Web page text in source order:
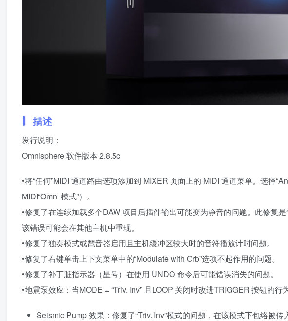
描述
发行说明：
Omnisphere 软件版本 2.8.5c
•将“任何”MIDI 通道路由选项添加到 MIXER 页面上的 MIDI 通道菜单。选择
MIDI“Omni 模式”）。
•修复了在连续加载多个DAW 项目后插件输出可能变为静音的问题。此修复
该错误可能会在其他主机中重现。
•修复了独奏模式或琶音器启用且主机缓冲区较大时的音符播放计时问题。
•修复了右键单击上下文菜单中的“Modulate with Orb”选项不起作用的问题。
•修复了补丁脏指示器（星号）在使用 UNDO 命令后可能错误消失的问题。
•地震泵效应：当MODE = “Triv. Inv” 且LOOP 关闭时改进TRIGGER 按钮的行为
Seismic Pump 效果：修复了“Triv. Inv”模式的问题，在该模式下包络被传